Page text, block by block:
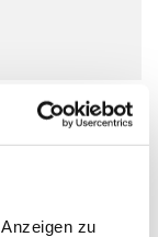
zu